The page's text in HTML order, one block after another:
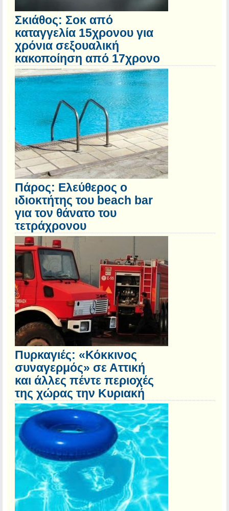
Σκιάθος: Σοκ από
καταγγελία 15χρονου για
χρόνια σεξουαλική
κακοποίηση από 17χρονο
Πάρος: Ελεύθερος ο
ιδιοκτήτης του beach bar
για τον θάνατο του
τετράχρονου
Πυρκαγιές: «Κόκκινος
συναγερμός» σε Αττική
και άλλες πέντε περιοχές
της χώρας την Κυριακή